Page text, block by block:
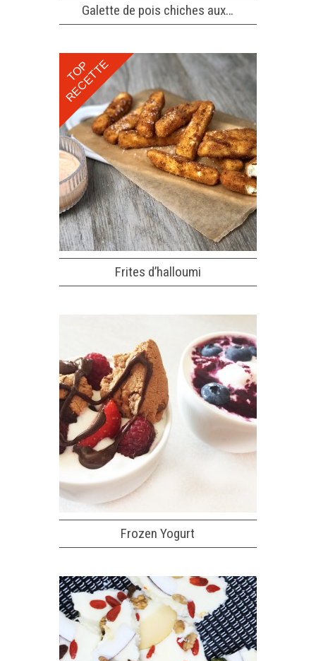
Galette de pois chiches aux…
TOP
RECETTE
Frites d’halloumi
Frozen Yogurt